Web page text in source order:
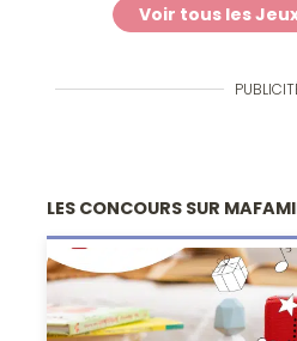
Voir tous les
LES CONCOURS SUR